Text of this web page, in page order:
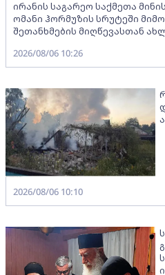
ირანის საგარეო საქმეთა
ომანი ჰორმუზის სრუტეში
შეთანხმების მიღწევასთან
2026/08/06 10:26
2026/08/06 10:10